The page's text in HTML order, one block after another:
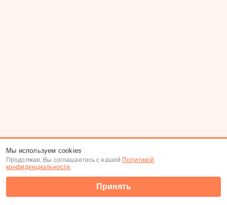
Мы используем cookies
Продолжая, Вы соглашаетесь с нашей Политикой
конфиденциальности.
Принять